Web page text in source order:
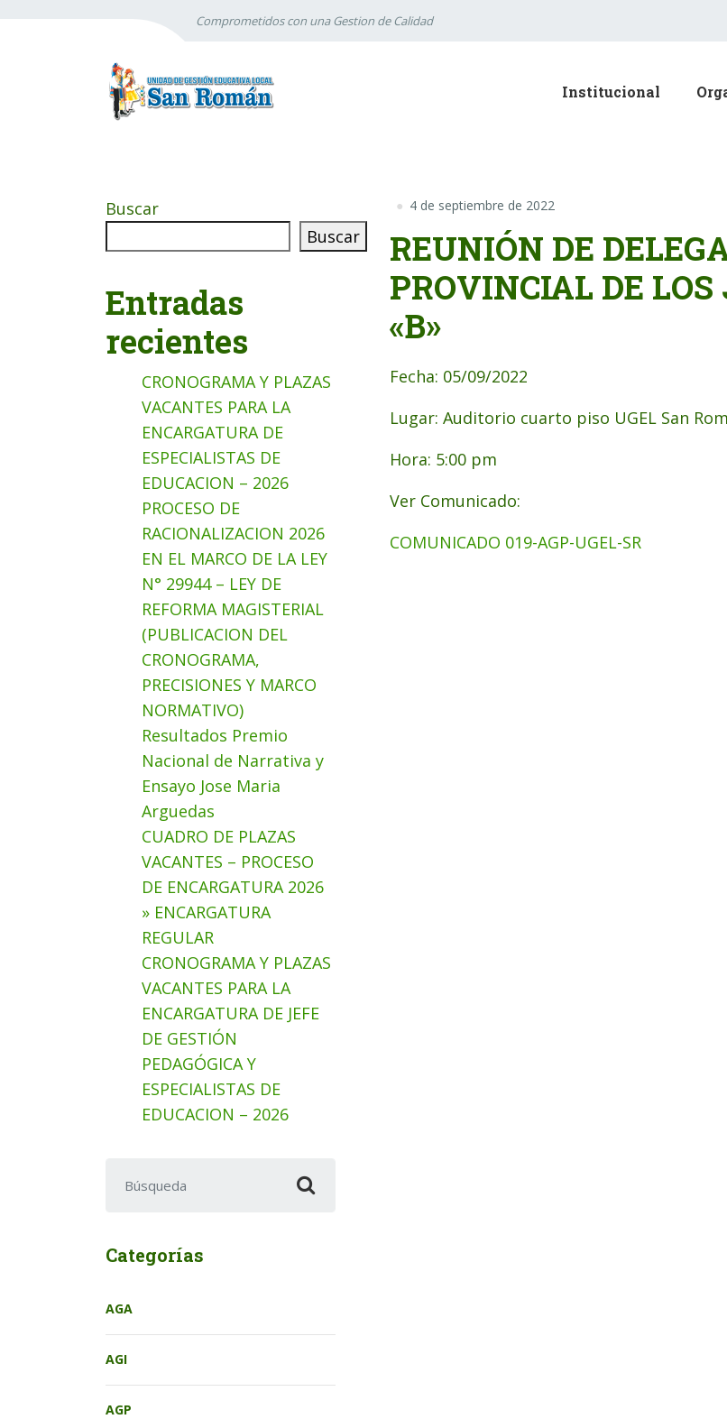
Comprometidos con una Gestion de Calidad
Institucional
4 de septiembre de 2022
REUNIÓN DE
PROVINCIAL DE LOS
«B»
Fecha: 05/09/2022
Lugar: Auditorio cuarto piso UGEL San
Hora: 5:00 pm
Ver Comunicado:
COMUNICADO 019-AGP-UGEL-SR
Buscar
Buscar
Entradas
recientes
CRONOGRAMA Y PLAZAS
VACANTES PARA LA
ENCARGATURA DE
ESPECIALISTAS DE
EDUCACION – 2026
PROCESO DE
RACIONALIZACION 2026
EN EL MARCO DE LA LEY
N° 29944 – LEY DE
REFORMA MAGISTERIAL
(PUBLICACION DEL
CRONOGRAMA,
PRECISIONES Y MARCO
NORMATIVO)
Resultados Premio
Nacional de Narrativa y
Ensayo Jose Maria
Arguedas
CUADRO DE PLAZAS
VACANTES – PROCESO
DE ENCARGATURA 2026
» ENCARGATURA
REGULAR
CRONOGRAMA Y PLAZAS
VACANTES PARA LA
ENCARGATURA DE JEFE
DE GESTIÓN
PEDAGÓGICA Y
ESPECIALISTAS DE
EDUCACION – 2026
Categorías
AGA
AGI
AGP